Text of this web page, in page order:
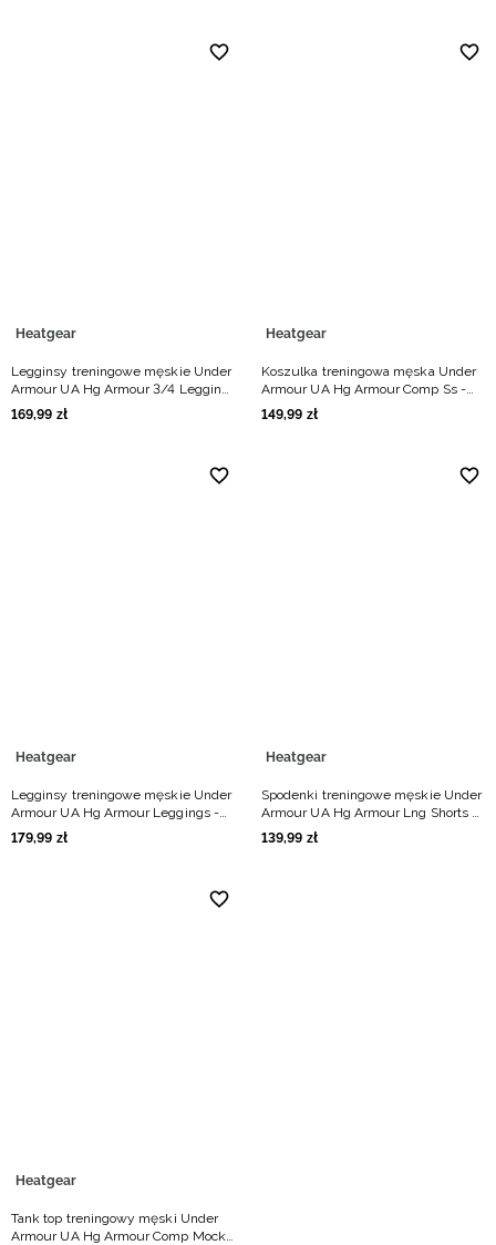
Heatgear
Legginsy treningowe męskie Under
Armour UA Hg Armour 3/4 Legging
- czarne
169,99 zł
Heatgear
Koszulka treningowa męska Under
Armour UA Hg Armour Comp Ss -
czarna
149,99 zł
Heatgear
Legginsy treningowe męskie Under
Armour UA Hg Armour Leggings -
czarne
179,99 zł
Heatgear
Spodenki treningowe męskie Under
Armour UA Hg Armour Lng Shorts -
czarne
139,99 zł
Heatgear
Tank top treningowy męski Under
Armour UA Hg Armour Comp Mock